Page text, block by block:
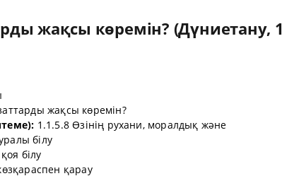
жақсы көремін? (Дүниетану, 1
жақсы көремін?
1.1.5.8 Өзінің рухани, моралдық және
білу
білу
қарау